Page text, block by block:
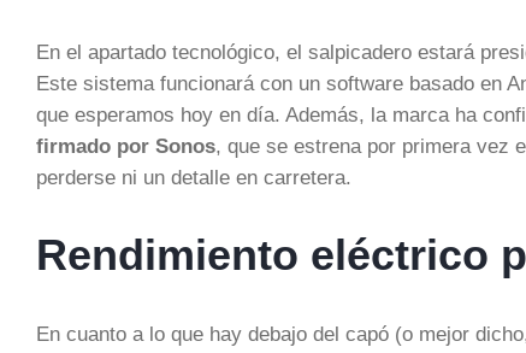
En el apartado tecnológico, el salpicadero estará
Este sistema funcionará con un software basado en
que esperamos hoy en día. Además, la marca ha
firmado por Sonos, que se estrena por primera vez
perderse ni un detalle en carretera.
Rendimiento eléctrico
En cuanto a lo que hay debajo del capó (o mejor